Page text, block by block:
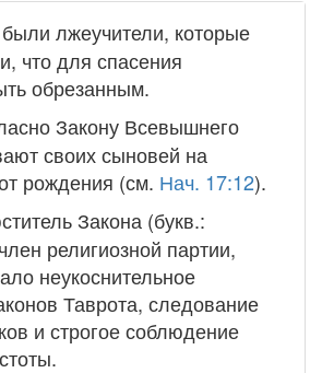
лжеучители, которые
что для спасения
обрезанным.
Закону Всевышнего
своих сыновей на
рождения (см. Нач. 17:12).
Закона (букв.:
религиозной партии,
неукоснительное
Таврота, следование
и строгое соблюдение